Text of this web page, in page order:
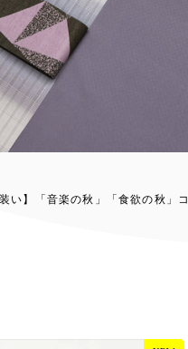
い】「音楽の秋」「食欲の秋」